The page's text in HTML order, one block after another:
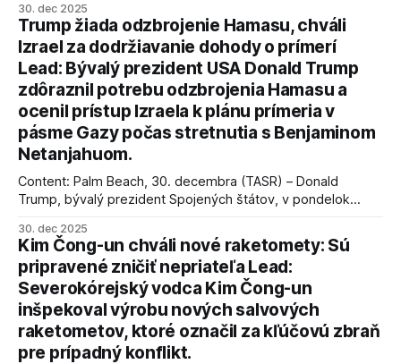
30. dec 2025
Trump žiada odzbrojenie Hamasu, chváli
Izrael za dodržiavanie dohody o prímerí
Lead: Bývalý prezident USA Donald Trump
zdôraznil potrebu odzbrojenia Hamasu a
ocenil prístup Izraela k plánu prímeria v
pásme Gazy počas stretnutia s Benjaminom
Netanjahuom.
Content: Palm Beach, 30. decembra (TASR) – Donald
Trump, bývalý prezident Spojených štátov, v pondelok
kľúčové pre úspešné dosiahnutie prímeria v Gaze. Agentúra
AFP informuje, že Trump vyjadril presvedčenie, že Izrael plní
podmienky dohody o prí
30. dec 2025
Kim Čong-un chváli nové raketomety: Sú
pripravené zničiť nepriateľa Lead:
Severokórejský vodca Kim Čong-un
inšpekoval výrobu nových salvových
raketometov, ktoré označil za kľúčovú zbraň
pre prípadný konflikt.